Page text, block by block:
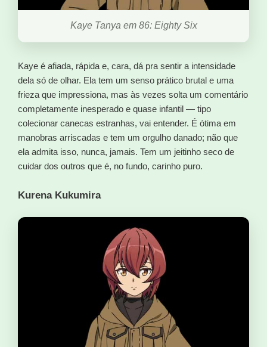
Kaye Tanya em 86: Eighty Six
Kaye é afiada, rápida e, cara, dá pra sentir a intensidade
dela só de olhar. Ela tem um senso prático brutal e uma
frieza que impressiona, mas às vezes solta um comentário
completamente inesperado e quase infantil — tipo
colecionar canecas estranhas, vai entender. É ótima em
manobras arriscadas e tem um orgulho danado; não que
ela admita isso, nunca, jamais. Tem um jeitinho seco de
cuidar dos outros que é, no fundo, carinho puro.
Kurena Kukumira